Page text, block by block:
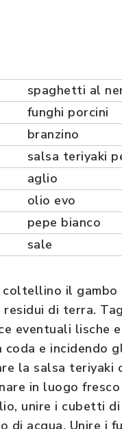
spaghetti al
funghi porcini
branzino
salsa teriyaki
aglio
olio evo
pepe bianco
sale
il
di terra.
eventuali
coda e
la salsa teriyaki
in luogo
unire i cubetti
di acqua. Unire